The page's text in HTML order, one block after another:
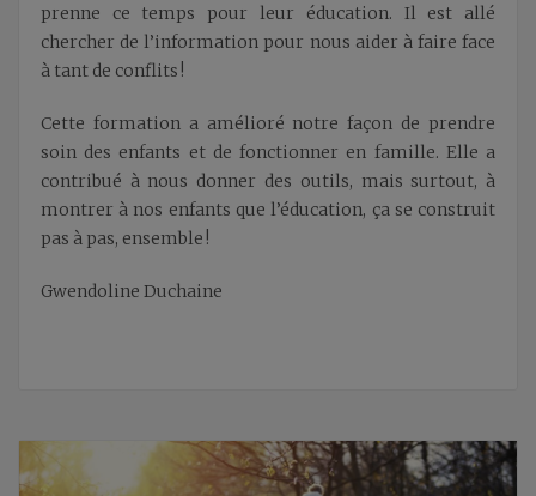
prenne ce temps pour leur éducation. Il est allé
chercher de l’information pour nous aider à faire face
à tant de conflits !
Cette formation a amélioré notre façon de prendre
soin des enfants et de fonctionner en famille. Elle a
contribué à nous donner des outils, mais surtout, à
montrer à nos enfants que l’éducation, ça se construit
pas à pas, ensemble !
Gwendoline Duchaine